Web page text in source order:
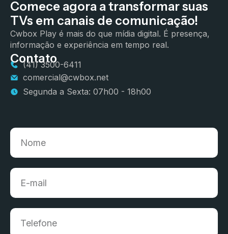
Comece agora a transformar suas
TVs em canais de comunicação!
Cwbox Play é mais do que mídia digital. É presença,
informação e experiência em tempo real.
Contato
(41) 3500-6411
comercial@cwbox.net
Segunda a Sexta: 07h00 - 18h00